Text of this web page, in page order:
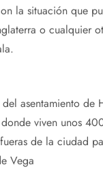
la situación que
o cualquier
asentamiento de
viven unos
de la ciudad
Vega